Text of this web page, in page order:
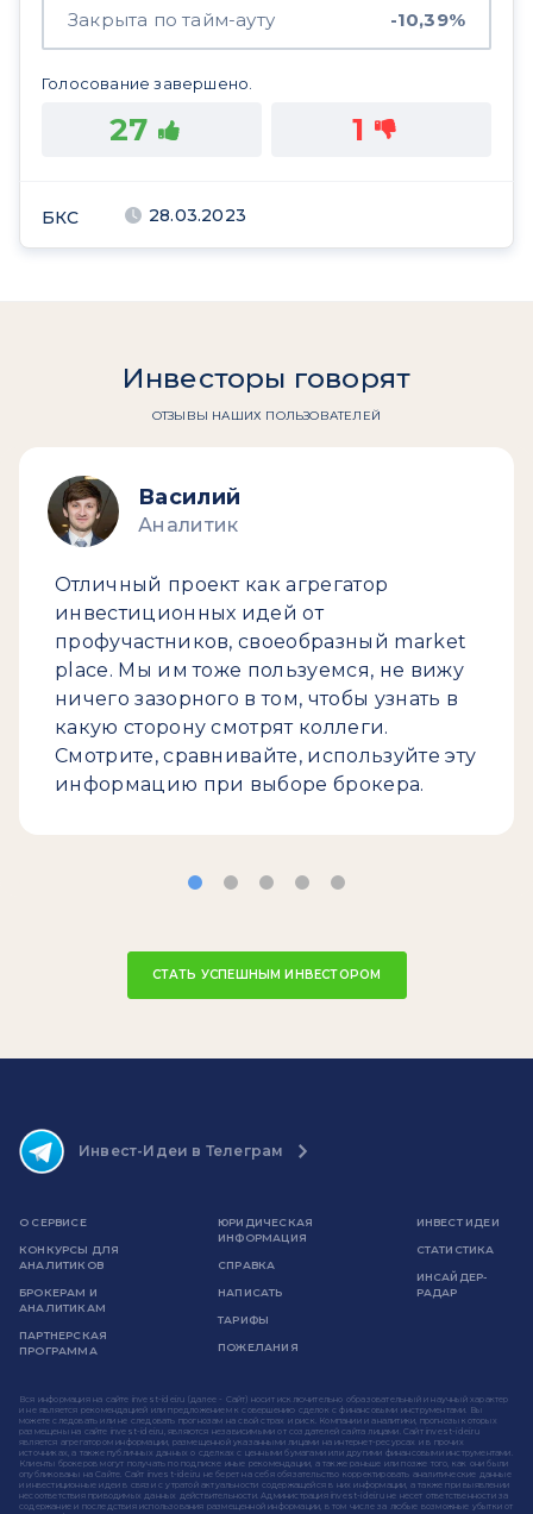
Закрыта по тайм-ауту -10,39%
Голосование завершено.
27 1
БКС 28.03.2023
Инвесторы говорят
ОТЗЫВЫ НАШИХ ПОЛЬЗОВАТЕЛЕЙ
Василий
Аналитик
Отличный проект как агрегатор
инвестиционных идей от
профучастников, своеобразный market
place. Мы им тоже пользуемся, не вижу
ничего зазорного в том, чтобы узнать в
какую сторону смотрят коллеги.
Смотрите, сравнивайте, используйте эту
информацию при выборе брокера.
СТАТЬ УСПЕШНЫМ ИНВЕСТОРОМ
Инвест-Идеи в Телеграм
О СЕРВИСЕ
КОНКУРСЫ ДЛЯ
АНАЛИТИКОВ
БРОКЕРАМ И
АНАЛИТИКАМ
ПАРТНЕРСКАЯ
ПРОГРАММА
ЮРИДИЧЕСКАЯ
ИНФОРМАЦИЯ
СПРАВКА
НАПИСАТЬ
ТАРИФЫ
ПОЖЕЛАНИЯ
ИНВЕСТ ИДЕИ
СТАТИСТИКА
ИНСАЙДЕР-
РАДАР
Вся информация на сайте invest-idei.ru (далее - Сайт) носит исключительно образовательный и научный характер
и не является рекомендацией или предложением к совершению сделок с финансовыми инструментами. Вы
можете следовать или не следовать прогнозам на свой страх и риск. Компании и аналитики, прогнозы которых
размещены на сайте invest-idei.ru, являются независимыми от создателей сайта лицами. Сайт invest-idei.ru
является агрегатором информации, размещенной указанными лицами на интернет-ресурсах и в прочих
источниках, а также публичных данных о сделках с ценными бумагами или другими финансовыми инструментами.
Клиенты брокеров могут получать по подписке иные рекомендации, а также раньше или позже того, как они были
опубликованы на Сайте. Сайт invest-idei.ru не берет на себя обязательство корректировать аналитические данные
и инвестиционные идеи в связи с утратой актуальности содержащейся в них информации, а также при выявлении
несоответствия приводимых данных действительности. Администрация invest-idei.ru не несет ответственности за
содержание и последствия использования размещенной информации, в том числе за любые возможные убытки от